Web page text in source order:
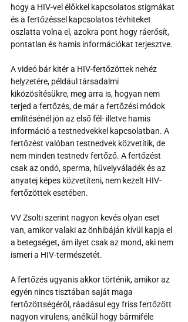
hogy a HIV-vel élőkkel kapcsolatos stigmákat
és a fertőzéssel kapcsolatos tévhiteket
oszlatta volna el, azokra pont hogy ráerősít,
pontatlan és hamis információkat terjesztve.
A videó bár kitér a HIV-fertőzöttek nehéz
helyzetére, például társadalmi
kiközösítésükre, meg arra is, hogyan nem
terjed a fertőzés, de már a fertőzési módok
említésénél jön az első fél- illetve hamis
információ a testnedvekkel kapcsolatban. A
fertőzést valóban testnedvek közvetítik, de
nem minden testnedv fertőző. A fertőzést
csak az ondó, sperma, hüvelyváladék és az
anyatej képes közvetíteni, nem kezelt HIV-
fertőzöttek esetében.
VV Zsolti szerint nagyon kevés olyan eset
van, amikor valaki az önhibáján kívül kapja el
a betegséget, ám ilyet csak az mond, aki nem
ismeri a HIV-természetét.
A fertőzés ugyanis akkor történik, amikor az
egyén nincs tisztában saját maga
fertőzöttségéről, ráadásul egy friss fertőzött
nagyon virulens, anélkül hogy bármiféle